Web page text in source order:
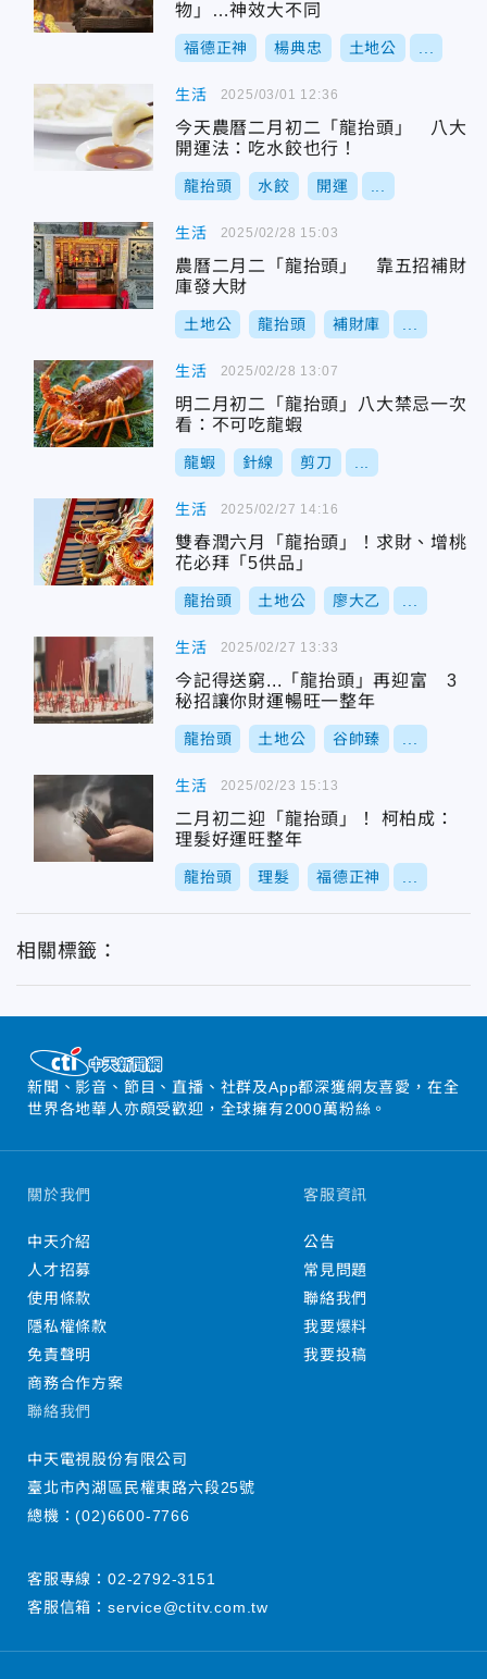
物」…神效大不同
福德正神 楊典忠 土地公
生活
今天農曆二月初二「龍抬頭」 八大
開運法：吃水餃也行！
龍抬頭 水餃 開運
2025/03/01 12:36
生活
農曆二月二「龍抬頭」 靠五招補財
庫發大財
土地公 龍抬頭 補財庫
2025/02/28 15:03
生活
明二月初二「龍抬頭」八大禁忌一次
看：不可吃龍蝦
龍蝦 針線 剪刀
2025/02/28 13:07
生活
雙春潤六月「龍抬頭」！求財、增桃
花必拜「5供品」
龍抬頭 土地公 廖大乙
2025/02/27 14:16
生活
今記得送窮...「龍抬頭」再迎富 3
秘招讓你財運暢旺一整年
龍抬頭 土地公 谷帥臻
2025/02/27 13:33
生活
二月初二迎「龍抬頭」！ 柯柏成：
理髮好運旺整年
龍抬頭 理髮 福德正神
2025/02/23 15:13
相關標籤：
新聞、影音、節目、直播、社群及App都深獲網友喜愛，在全
世界各地華人亦頗受歡迎，全球擁有2000萬粉絲。
關於我們
中天介紹
人才招募
使用條款
隱私權條款
免責聲明
商務合作方案
客服資訊
公告
常見問題
聯絡我們
我要爆料
我要投稿
聯絡我們
中天電視股份有限公司
臺北市內湖區民權東路六段25號
總機：(02)6600-7766
客服專線： 02-2792-3151
客服信箱： service@ctitv.com.tw